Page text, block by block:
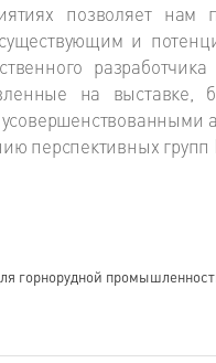
позволяет нам
и
на
перспективных
горнорудной